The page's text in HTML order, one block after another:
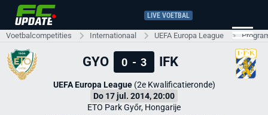
LIVE VOETBAL
Voetbalcompetities Internationaal UEFA Europa League
GYO 0 - 3 IFK
UEFA Europa League(2e Kwalificatieronde)
Do 17 jul. 2014, 20:00
ETO Park Győr, Hongarije